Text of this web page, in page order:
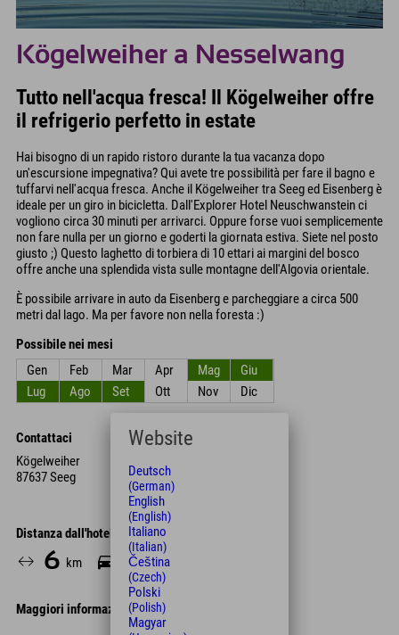
Kögelweiher a Nesselwang
Tutto nell'acqua fresca! Il Kögelweiher offre
il refrigerio perfetto in estate
Hai bisogno di un rapido ristoro durante la tua vacanza dopo
un'escursione impegnativa? Qui avete tre possibilità per fare il bagno e
tuffarvi nell'acqua fresca. Anche il Kögelweiher tra Seeg ed Eisenberg è
ideale per un giro in bicicletta. Dall'Explorer Hotel Neuschwanstein ci
vogliono circa 30 minuti per arrivarci. Oppure forse vuoi semplicemente
non fare nulla per un giorno e goderti la giornata estiva. Siete nel posto
giusto ;) Questo laghetto di torbiera di 10 ettari ai margini del bosco
offre anche una splendida vista sulle montagne dell'Algovia orientale.
È possibile arrivare in auto da Eisenberg e parcheggiare a circa 500
metri dal lago. Ma per favore non nella foresta :)
Possibile nei mesi
Gen
Feb Mar Apr Mag
Giu
Lug
Ago Set Ott Nov Dic
Contattaci
Kögelweiher
87637 Seeg
Distanza dall'hotel
6 km 14 Min.
Maggiori informazioni
Website
Deutsch
(German)
English
(English)
Italiano
(Italian)
Čeština
(Czech)
Polski
(Polish)
Magyar